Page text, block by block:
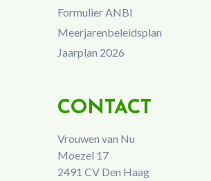
Formulier ANBI
Meerjarenbeleidsplan
Jaarplan 2026
CONTACT
Vrouwen van Nu
Moezel 17
2491 CV Den Haag